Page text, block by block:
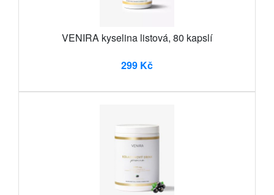
VENIRA kyselina listová, 80 kapslí
299 Kč